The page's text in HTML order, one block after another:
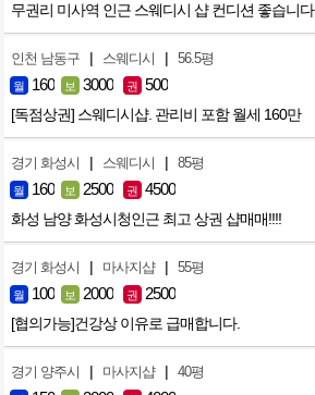
무권리 미사역 인근 스웨디시 샵 컨디션 좋습니다
인천 남동구 | 스웨디시 | 56.5평
월 160 보 3000 권 500
[독점상권] 스웨디시샵. 관리비 포함 월세 160만
경기 화성시 | 스웨디시 | 85평
월 160 보 2500 권 4500
화성 남양 화성시청인근 최고 상권 샵매매!!!!
경기 화성시 | 마사지샵 | 55평
월 100 보 2000 권 2500
[협의가능]건강상 이유로 급매합니다.
경기 양주시 | 마사지샵 | 40평